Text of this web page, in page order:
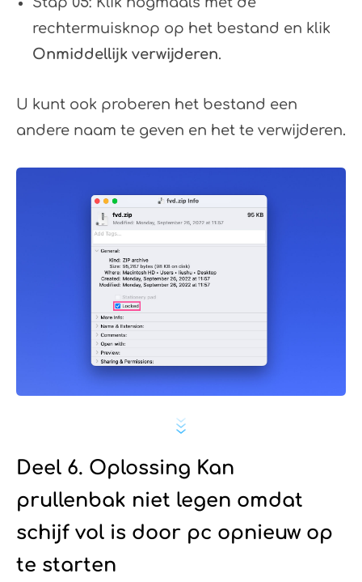
rechtermuisknop op het bestand en klik
Onmiddellijk verwijderen.
U kunt ook proberen het bestand een
andere naam te geven en het te verwijderen.
Deel 6. Oplossing Kan
prullenbak niet legen omdat
schijf vol is door pc opnieuw op
te starten